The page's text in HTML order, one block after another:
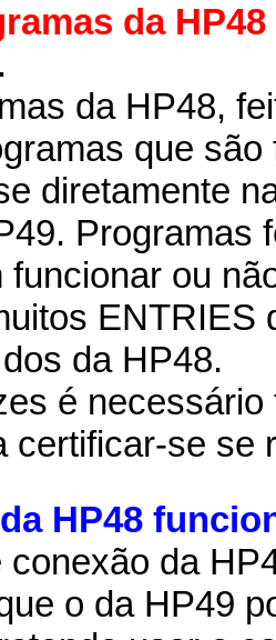
da
da HP48,
que são
diretamente
Programas
funcionar ou
ENTRIES
da HP48.
é
certificar-se se
HP48
conexão da
o da HP49